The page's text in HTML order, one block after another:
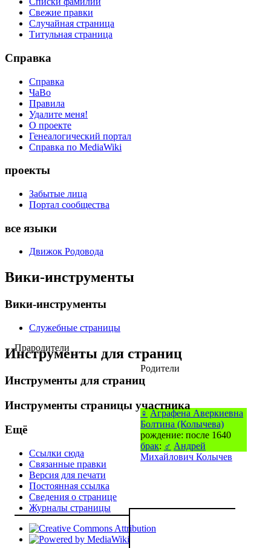
Прародители
Родители
♀ Аграфена Аверкиевна
Болтина (Колычева)
рождение: после 1640
брак: ♂ Андрей
Михайлович Колычев
Свежие правки
Случайная страница
Титульная страница
Справка
Справка
ЧаВо
Правила
Удалите меня!
О проекте
Генеалогический портал
Справка по MediaWiki
проекты
Забытые лица
Портал сообщества
все языки
Движок Родовода
Вики-инструменты
Вики-инструменты
Служебные страницы
Инструменты для страниц
Инструменты для страниц
Инструменты страницы участника
Ещё
Ссылки сюда
Связанные правки
Версия для печати
Постоянная ссылка
Сведения о странице
Журналы страницы